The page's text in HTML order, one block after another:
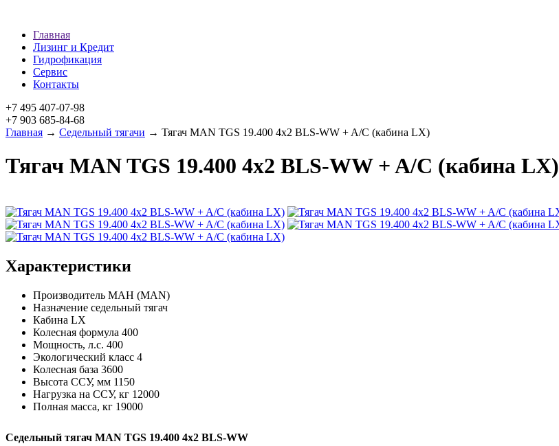
Главная
Лизинг и Кредит
Гидрофикация
Сервис
Контакты
+7 495 407-07-98
+7 903 685-84-68
Главная → Седельный тягачи → Тягач MAN TGS 19.400 4x2 BLS-WW + A/C (кабина LX)
Тягач MAN TGS 19.400 4x2 BLS-WW + A/C (кабина LX)
Характеристики
Производитель МАН (MAN)
Назначение седельный тягач
Кабина LX
Колесная формула 400
Мощность, л.с. 400
Экологический класс 4
Колесная база 3600
Высота ССУ, мм 1150
Нагрузка на ССУ, кг 12000
Полная масса, кг 19000
Седельный тягач MAN TGS 19.400 4x2 BLS-WW